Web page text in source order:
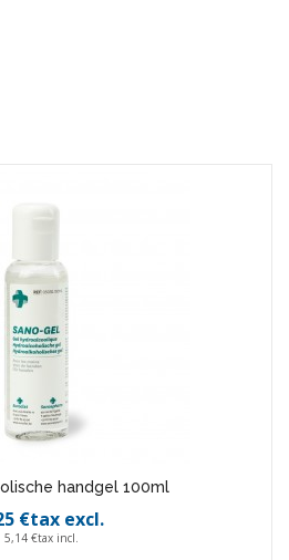
handgel 100ml
€tax excl.
5,14 €tax incl.